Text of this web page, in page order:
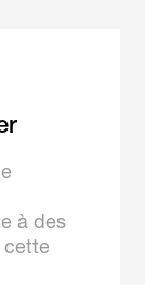
à des
cette